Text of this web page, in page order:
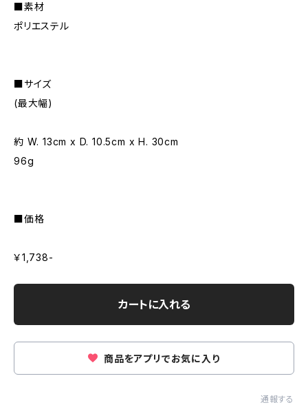
■素材
ポリエステル
■サイズ
(最大幅)
約 W. 13cm x D. 10.5cm x H. 30cm
96g
■価格
￥1,738-
カートに入れる
商品をアプリでお気に入り
通報する